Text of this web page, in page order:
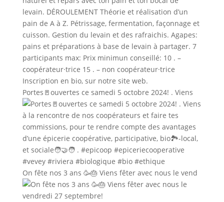
Portes🚪ouvertes ce samedi 5 octobre 2024! . Viens
On fête nos 3 ans 🥳🎂 Viens fêter avec nous le vend